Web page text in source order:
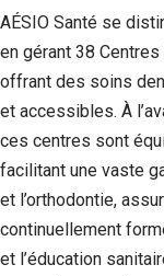
AÉSIO Santé se
en gérant 38
offrant des soins
et accessibles. À
ces centres sont
facilitant une vaste
et l’orthodontie,
continuellement
et l’éducation